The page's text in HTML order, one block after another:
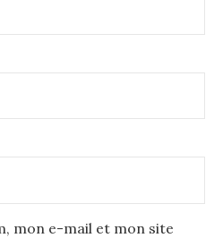
mon e-mail et mon site